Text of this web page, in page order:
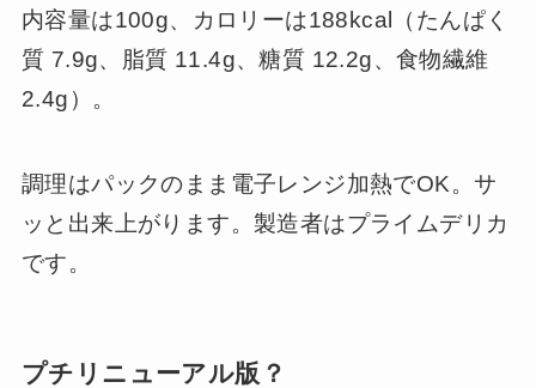
内容量は100g、カロリーは188kcal（たんぱく
質 7.9g、脂質 11.4g、糖質 12.2g、食物繊維
2.4g）。
調理はパックのまま電子レンジ加熱でOK。サ
ッと出来上がります。製造者はプライムデリカ
です。
プチリニューアル版？